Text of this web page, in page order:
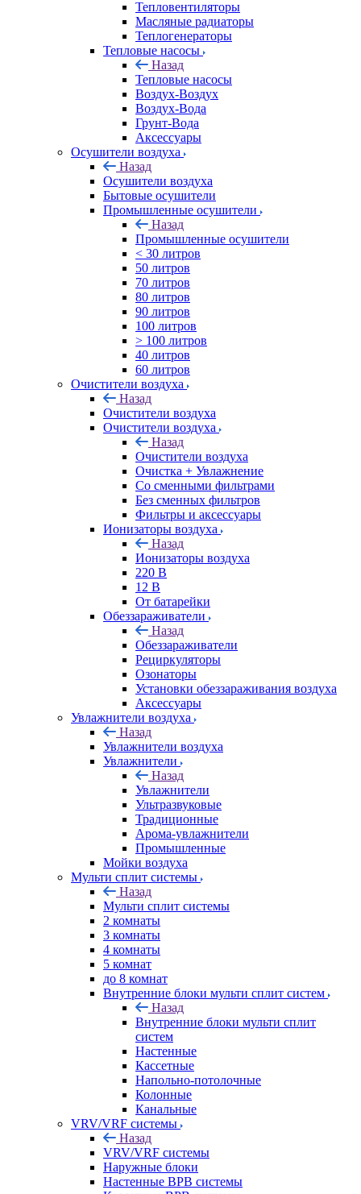
Тепловентиляторы
Масляные радиаторы
Теплогенераторы
Тепловые насосы
Назад
Тепловые насосы
Воздух-Воздух
Воздух-Вода
Грунт-Вода
Аксессуары
Осушители воздуха
Назад
Осушители воздуха
Бытовые осушители
Промышленные осушители
Назад
Промышленные осушители
< 30 литров
50 литров
70 литров
80 литров
90 литров
100 литров
> 100 литров
40 литров
60 литров
Очистители воздуха
Назад
Очистители воздуха
Очистители воздуха
Назад
Очистители воздуха
Очистка + Увлажнение
Cо сменными фильтрами
Без сменных фильтров
Фильтры и аксессуары
Ионизаторы воздуха
Назад
Ионизаторы воздуха
220 В
12 В
От батарейки
Обеззараживатели
Назад
Обеззараживатели
Рециркуляторы
Озонаторы
Установки обеззараживания воздуха
Аксессуары
Увлажнители воздуха
Назад
Увлажнители воздуха
Увлажнители
Назад
Увлажнители
Ультразвуковые
Традиционные
Арома-увлажнители
Промышленные
Мойки воздуха
Мульти сплит системы
Назад
Мульти сплит системы
2 комнаты
3 комнаты
4 комнаты
5 комнат
до 8 комнат
Внутренние блоки мульти сплит систем
Назад
Внутренние блоки мульти сплит
систем
Настенные
Кассетные
Напольно-потолочные
Колонные
Канальные
VRV/VRF системы
Назад
VRV/VRF системы
Наружные блоки
Настенные ВРВ системы